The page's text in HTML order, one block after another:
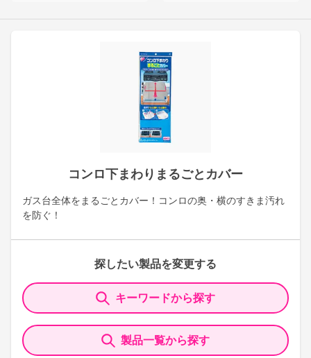
コンロ下まわりまるごとカバー
ガス台全体をまるごとカバー！コンロの奥・横のすきま汚れ
を防ぐ！
探したい製品を変更する
キーワードから探す
製品一覧から探す